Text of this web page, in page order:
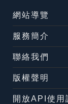
網站導覽
服務簡介
聯絡我們
版權聲明
開放API使用